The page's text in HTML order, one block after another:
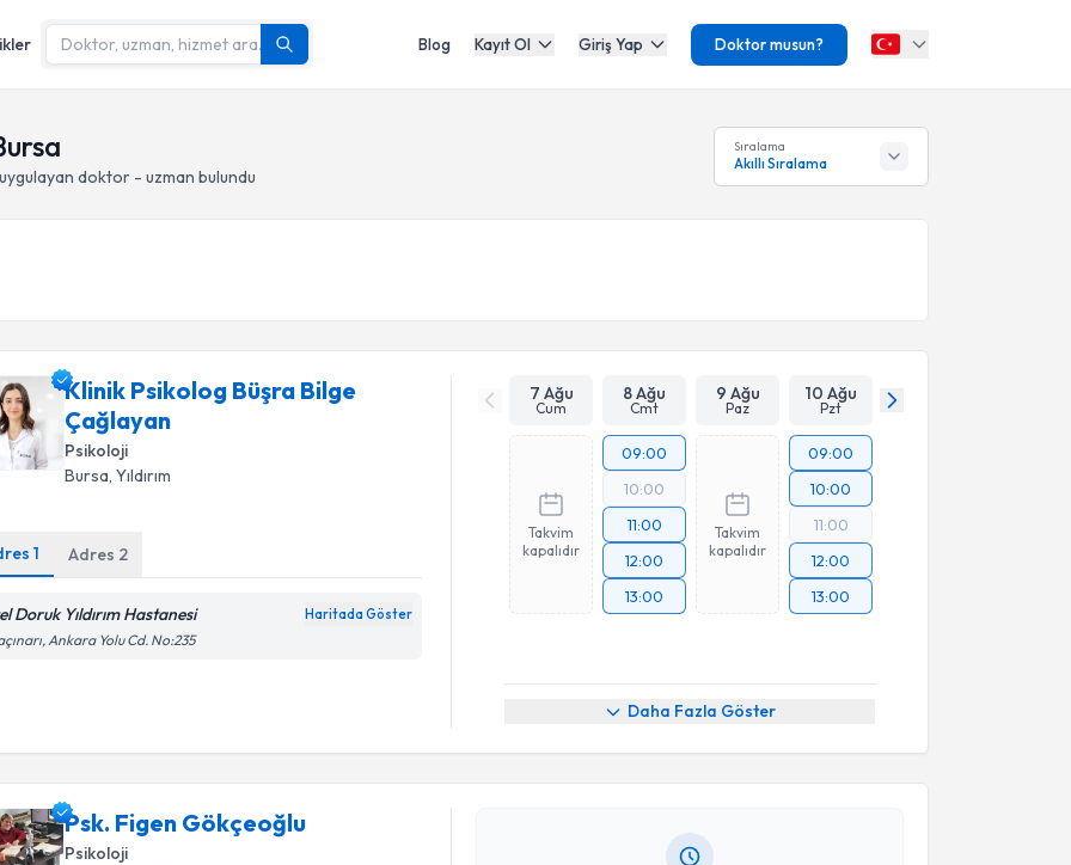
Blog Kayıt Ol Giriş Yap Doktor musun?
uygulayan doktor - uzman bulundu
Sıralama
Akıllı Sıralama
Klinik Psikolog Büşra Bilge
Çağlayan
Psikoloji
Bursa, Yıldırım
1 Adres 2
Doruk Yıldırım Hastanesi Haritada Göster
Ankara Yolu Cd. No:235
7 Ağu
Cum
8 Ağu
Cmt
9 Ağu
Paz
10 Ağu
Pzt
Takvim
kapalıdır
09:00
10:00
11:00
12:00
13:00
Takvim
kapalıdır
09:00
10:00
11:00
12:00
13:00
Daha Fazla Göster
Psk. Figen Gökçeoğlu
Psikoloji
Randevu Takvimi Talebi
Size bu uzmandan randevu almanız için bir takvim
hazırlandığında e-posta ile bilgilendireceğiz.